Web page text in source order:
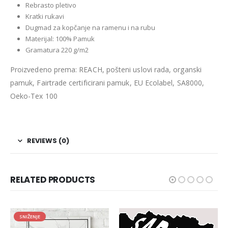
Rebrasto pletivo
Kratki rukavi
Dugmad za kopčanje na ramenu i na rubu
Materijal: 100% Pamuk
Gramatura 220 g/m2
Proizvedeno prema: REACH, pošteni uslovi rada, organski
pamuk, Fairtrade certificirani pamuk, EU Ecolabel, SA8000,
Oeko-Tex 100
REVIEWS (0)
RELATED PRODUCTS
SNIŽENJE